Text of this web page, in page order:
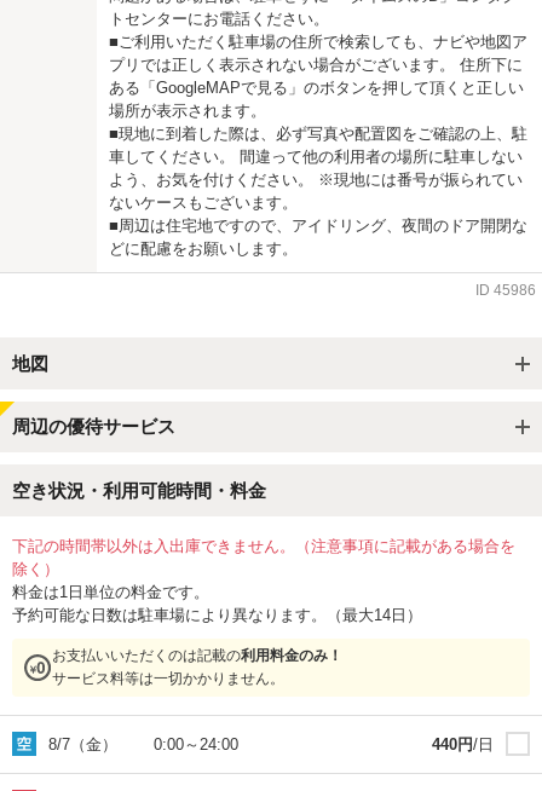
トセンターにお電話ください。
■ご利用いただく駐車場の住所で検索しても、ナビや地図ア
プリでは正しく表示されない場合がございます。 住所下に
ある「GoogleMAPで見る」のボタンを押して頂くと正しい
場所が表示されます。
■現地に到着した際は、必ず写真や配置図をご確認の上、駐
車してください。 間違って他の利用者の場所に駐車しない
よう、お気を付けください。 ※現地には番号が振られてい
ないケースもございます。
■周辺は住宅地ですので、アイドリング、夜間のドア開閉な
どに配慮をお願いします。
ID 45986
地図
周辺の優待サービス
空き状況・利用可能時間・料金
下記の時間帯以外は入出庫できません。（注意事項に記載がある場合を
除く）
料金は1日単位の料金です。
予約可能な日数は駐車場により異なります。（最大14日）
お支払いいただくのは記載の利用料金のみ！
サービス料等は一切かかりません。
8/7（金） 0:00～ 24:00 440円/日